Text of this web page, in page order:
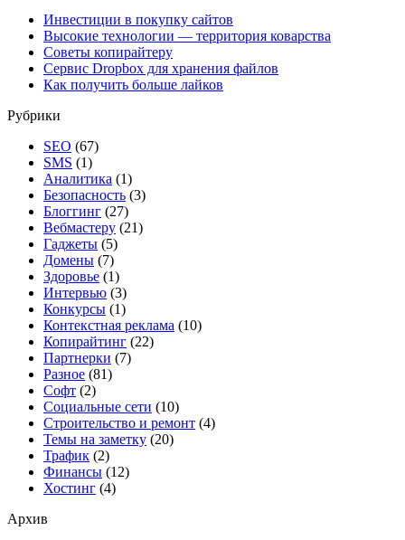
Инвестиции в покупку сайтов
Высокие технологии — территория коварства
Советы копирайтеру
Сервис Dropbox для хранения файлов
Как получить больше лайков
Рубрики
SEO (67)
SMS (1)
Аналитика (1)
Безопасность (3)
Блоггинг (27)
Вебмастеру (21)
Гаджеты (5)
Домены (7)
Здоровье (1)
Интервью (3)
Конкурсы (1)
Контекстная реклама (10)
Копирайтинг (22)
Партнерки (7)
Разное (81)
Софт (2)
Социальные сети (10)
Строительство и ремонт (4)
Темы на заметку (20)
Трафик (2)
Финансы (12)
Хостинг (4)
Архив